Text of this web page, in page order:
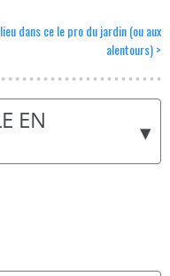
dans ce le pro du jardin (ou aux
alentours) >
▾
EN